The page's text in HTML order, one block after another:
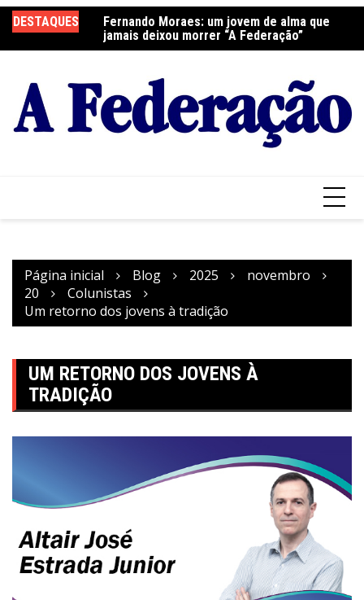
para
o
DESTAQUES
Fernando Moraes: um jovem de alma que
jamais deixou morrer “A Federação”
Curso Oração e Vida na Paróquia São José
Página inicial Blog 2025
novembro
20
Colunistas
Um retorno dos jovens à tradição
UM RETORNO DOS JOVENS À
TRADIÇÃO